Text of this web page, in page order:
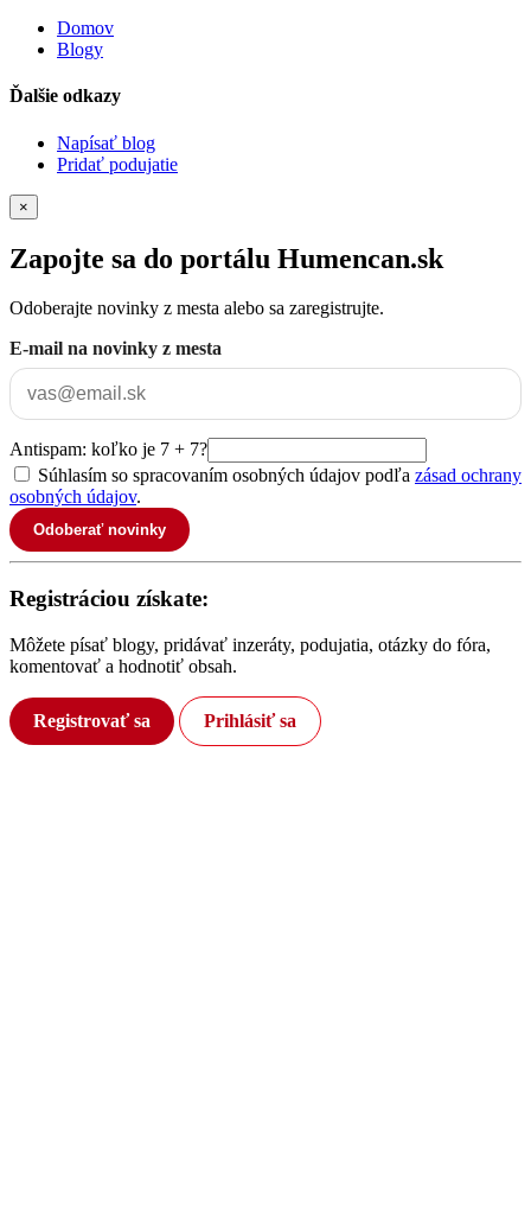
Domov
Blogy
Ďalšie odkazy
Napísať blog
Pridať podujatie
×
Zapojte sa do portálu Humencan.sk
Odoberajte novinky z mesta alebo sa zaregistrujte.
E-mail na novinky z mesta
Antispam: koľko je 7 + 7?
Súhlasím so spracovaním osobných údajov podľa zásad ochrany
osobných údajov.
Odoberať novinky
Registráciou získate:
Môžete písať blogy, pridávať inzeráty, podujatia, otázky do fóra,
komentovať a hodnotiť obsah.
Registrovať sa Prihlásiť sa